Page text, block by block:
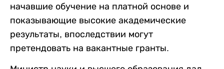
начавшие обучение на платной основе и
показывающие высокие академические
результаты, впоследствии могут
претендовать на вакантные гранты.